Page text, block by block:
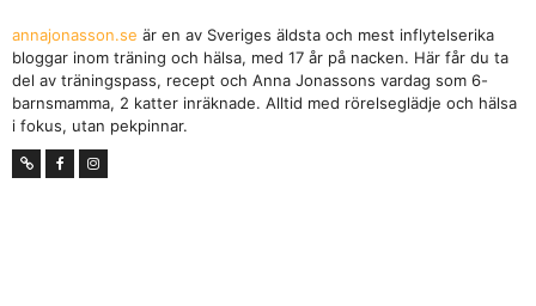
annajonasson.se är en av Sveriges äldsta och mest inflytelserika
bloggar inom träning och hälsa, med 17 år på nacken. Här får du ta
del av träningspass, recept och Anna Jonassons vardag som 6-
barnsmamma, 2 katter inräknade. Alltid med rörelseglädje och hälsa
i fokus, utan pekpinnar.